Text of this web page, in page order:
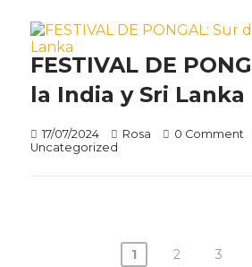
FESTIVAL DE
la India y Sri Lanka
17/07/2024 Rosa 0 Comment
Uncategorized
Paginación1 2 3